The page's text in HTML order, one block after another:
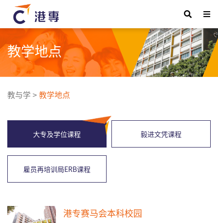
教学地点
教与学 >教学地点
大专及学位课程 毅进文凭课程
雇员再培训局ERB课程
港专赛马会本科校园